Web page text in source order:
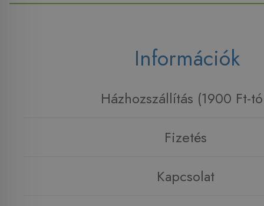
Információk
Házhozszállítás (1900 Ft-
Fizetés
Kapcsolat